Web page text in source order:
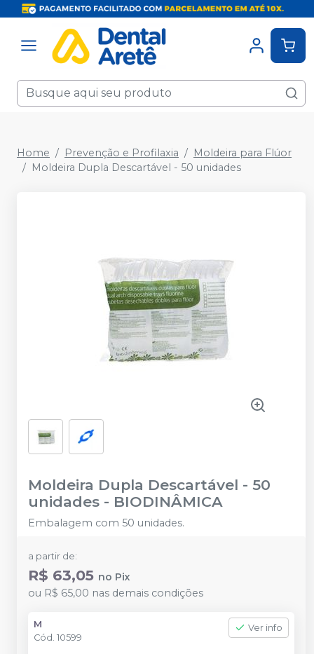
Home Prevenção e Profilaxia
Moldeira para Flúor
Moldeira Dupla Descartável - 50 unidades
Moldeira Dupla Descartável - 50
unidades - BIODINÂMICA
Embalagem com 50 unidades.
a partir de:
R$ 63,05 no Pix
ou R$ 65,00 nas demais condições
M
Cód. 10599
Ver info